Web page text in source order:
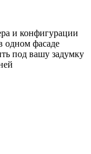
и конфигурации
одном фасаде
под вашу задумку